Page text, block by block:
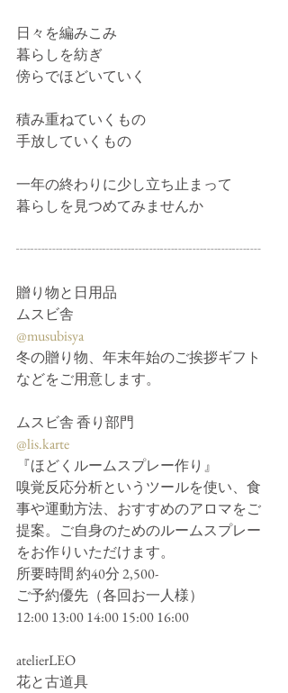
日々を編みこみ
暮らしを紡ぎ
傍らでほどいていく
積み重ねていくもの
手放していくもの
一年の終わりに少し立ち止まって
暮らしを見つめてみませんか
┈┈┈┈┈┈┈┈┈┈┈┈┈┈┈┈┈
贈り物と日用品
ムスビ舎
@musubisya
冬の贈り物、年末年始のご挨拶ギフト
などをご用意します。
ムスビ舎 香り部門
@lis.karte
『ほどくルームスプレー作り』
嗅覚反応分析というツールを使い、食
事や運動方法、おすすめのアロマをご
提案。ご自身のためのルームスプレー
をお作りいただけます。
所要時間 約40分 2,500-
ご予約優先（各回お一人様）
12:00 13:00 14:00 15:00 16:00
atelierLEO
花と古道具